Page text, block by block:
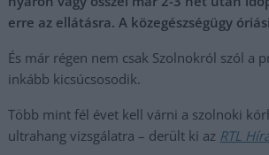
erre az ellátásra. A közegészségügy
És már régen nem csak Szolnokról szól a
inkább kicsúcsosodik.
Több mint fél évet kell várni a szolnoki
ultrahang vizsgálatra – derült ki az RTL